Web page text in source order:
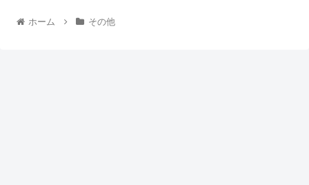
ホーム その他